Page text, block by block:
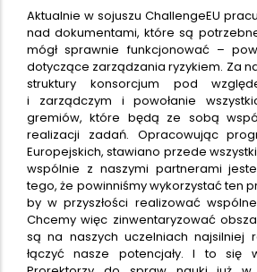
Aktualnie w sojuszu ChallengeEU
nad dokumentami, które są
mógł sprawnie funkcjonować –
dotyczące zarządzania ryzykiem. Za
struktury konsorcjum pod
i zarządczym i powołanie
gremiów, które będą ze sobą
realizacji zadań. Opracowując
Europejskich, stawiano przede
wspólnie z naszymi partnerami
tego, że powinniśmy wykorzystać ten
by w przyszłości realizować
Chcemy więc zinwentaryzować
są na naszych uczelniach najsilniej
łączyć nasze potencjały. I to się